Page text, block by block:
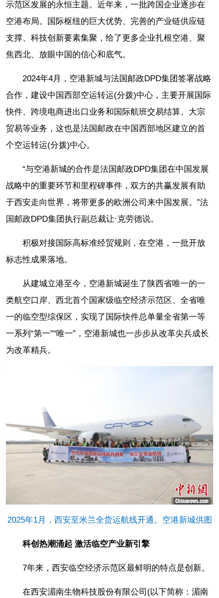
示范区发展的永恒主题。近年来，一批跨国企业逐步在
空港布局。国际枢纽的巨大优势、完善的产业链供应链
支撑、科技创新要素集聚，给了更多企业扎根空港、聚
焦西北、放眼中国的信心和底气。
2024年4月，空港新城与法国邮政DPD集团签署战略
合作，建设中国西部空运转运(分拨)中心，主要开展国际
快件、跨境电商进出口业务和国际航班交易结算、大宗
贸易等业务，这也是法国邮政在中国西部地区建立的首
个空运转运(分拨)中心。
“与空港新城的合作是法国邮政DPD集团在中国发展
战略中的重要环节和里程碑事件，双方的共赢发展有助
于西安走向世界，将带更多的欧洲公司来中国发展。”法
国邮政DPD集团执行副总裁让·克劳德说。
积极对接国际高标准经贸规则，在空港，一批开放
标志性成果落地。
从建城立港至今，空港新城诞生了陕西省唯一的一
类航空口岸、西北首个国家级临空经济示范区、全省唯
一的临空型综保区，实现了国际快件总单量全省第一等
一系列“第一”“唯一”，空港新城也一步步从改革尖兵成长
为改革精兵。
2025年1月，西安至米兰全货运航线开通。空港新城供图
科创热潮涌起 激活临空产业新引擎
7年来，西安临空经济示范区最鲜明的特点是创新。
在西安湄南生物科技股份有限公司(以下简称：湄南